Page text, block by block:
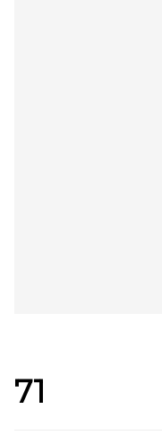
71